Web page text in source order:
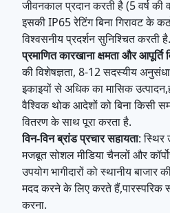
गोल्फ कार्ट
जीवनकाल प्रदान करती है (5 वर्ष की
इसकी IP65 रेटिंग बिना गिरावट के
विश्वसनीय प्रदर्शन सुनिश्चित करती है.
प्रमाणित कारखाना क्षमता और आपूर्ति
की विशेषज्ञता, 8-12 सदस्यीय
इकाइयों से अधिक का मासिक
वैश्विक थोक आदेशों को बिना किसी
वितरण के साथ पूरा करता है.
विन-विन ब्रांड प्रचार सहायता: स्थिर
मजबूत सोशल मीडिया चैनलों और
उपयोग भागीदारों को स्थानीय बाजार
मदद करने के लिए करते हैं,पारस्परिक
करना.